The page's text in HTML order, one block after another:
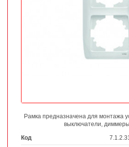
Рамка предназначена для монтажа
выключатели,
Код